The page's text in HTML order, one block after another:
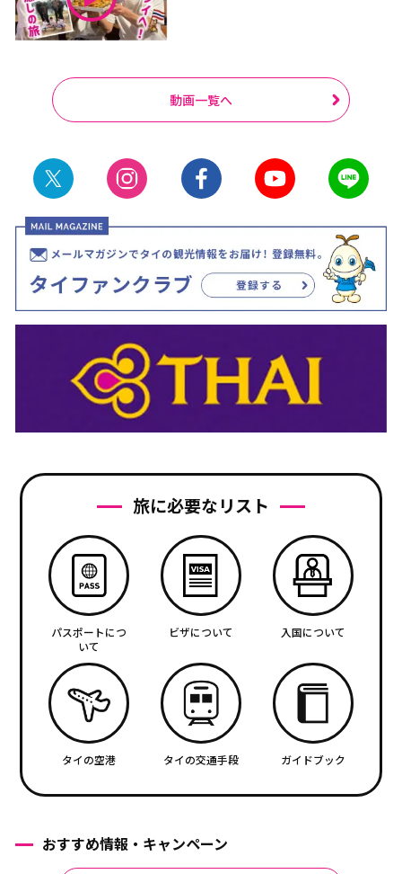
動画一覧へ
旅に必要なリスト
パスポートにつ
いて
ビザについて 入国について
タイの空港 タイの交通手段 ガイドブック
おすすめ情報・キャンペーン